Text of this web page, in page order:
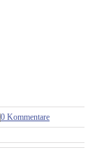
0 Kommentare